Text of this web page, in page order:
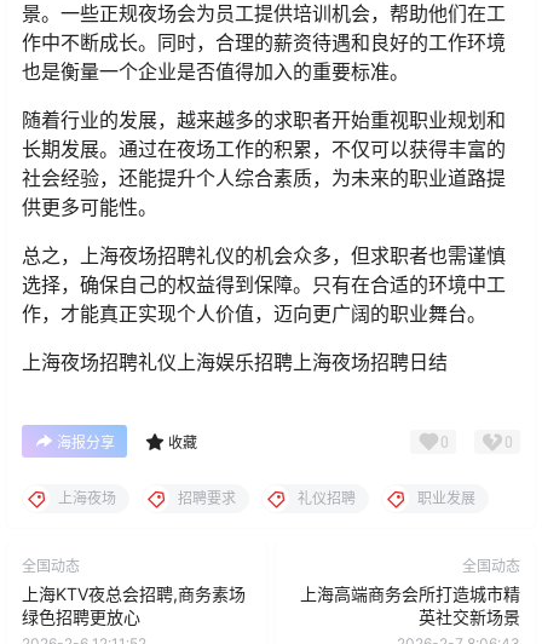
景。一些正规夜场会为员工提供培训机会，帮助他们在工
作中不断成长。同时，合理的薪资待遇和良好的工作环境
也是衡量一个企业是否值得加入的重要标准。
随着行业的发展，越来越多的求职者开始重视职业规划和
长期发展。通过在夜场工作的积累，不仅可以获得丰富的
社会经验，还能提升个人综合素质，为未来的职业道路提
供更多可能性。
总之，上海夜场招聘礼仪的机会众多，但求职者也需谨慎
选择，确保自己的权益得到保障。只有在合适的环境中工
作，才能真正实现个人价值，迈向更广阔的职业舞台。
上海夜场招聘礼仪上海娱乐招聘上海夜场招聘日结
海报分享 收藏 0 0
上海夜场 招聘要求 礼仪招聘 职业发展
全国动态
上海KTV夜总会招聘,商务素场
绿色招聘更放心
全国动态
上海高端商务会所打造城市精
英社交新场景